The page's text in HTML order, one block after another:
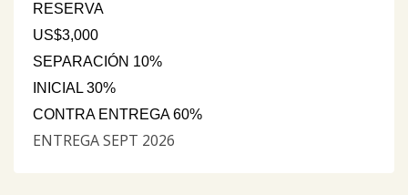
RESERVA
US$3,000
SEPARACIÓN 10%
INICIAL 30%
CONTRA ENTREGA 60%
ENTREGA SEPT 2026